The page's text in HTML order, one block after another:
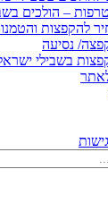
– הולכים
להקפצות
נסיעה
בשבילי